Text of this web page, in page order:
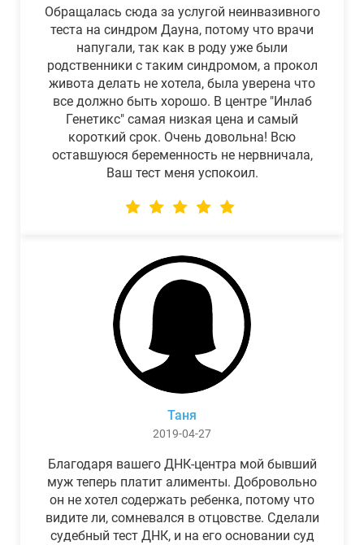
Обращалась сюда за услугой неинвазивного
теста на синдром Дауна, потому что врачи
напугали, так как в роду уже были
родственники с таким синдромом, а прокол
живота делать не хотела, была уверена что
все должно быть хорошо. В центре "Инлаб
Генетикс" самая низкая цена и самый
короткий срок. Очень довольна! Всю
оставшуюся беременность не нервничала,
Ваш тест меня успокоил.
Таня
2019-04-27
Благодаря вашего ДНК-центра мой бывший
муж теперь платит алименты. Добровольно
он не хотел содержать ребенка, потому что
видите ли, сомневался в отцовстве. Сделали
судебный тест ДНК, и на его основании суд